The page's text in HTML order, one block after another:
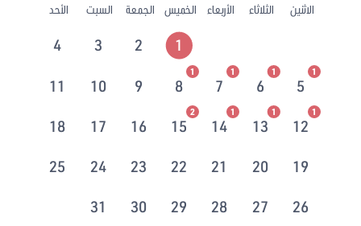
الاثنين الثلاثاء الأربعاء الخميس الجمعة السبت الأحد
1
2
3
4
5
1
6
1
7
1
8
1
9
10
11
12
1
13
1
14
1
15
2
16
17
18
19
20
21
22
23
24
25
26
27
28
29
30
31